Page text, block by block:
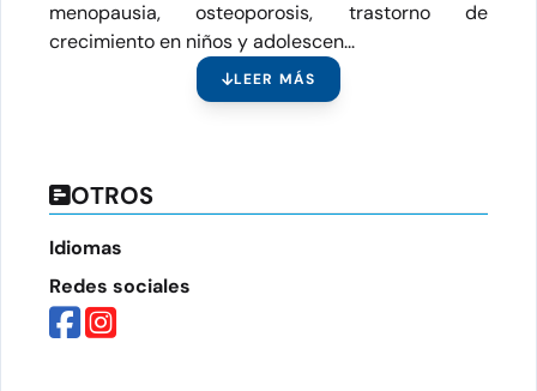
menopausia, osteoporosis, trastorno de
crecimiento en niños y adolescen...
LEER MÁS
OTROS
Idiomas
Redes sociales